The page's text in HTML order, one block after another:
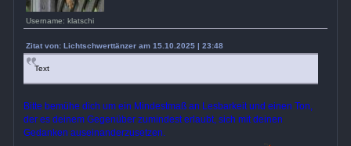
Username: klatschi
Zitat von: Lichtschwerttänzer am 15.10.2025 | 23:48
Text
Bitte bemühe dich um ein Mindestmaß an Lesbarkeit und einen Ton,
der es deinem Gegenüber zumindest erlaubt, sich mit deinen
Gedanken auseinanderzusetzen.